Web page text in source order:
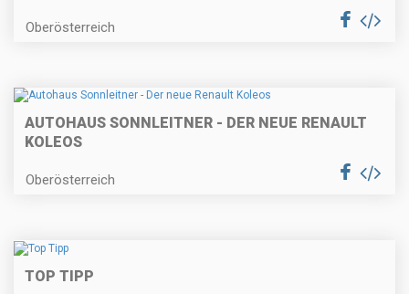
Oberösterreich
AUTOHAUS SONNLEITNER - DER NEUE RENAULT
KOLEOS
Oberösterreich
TOP TIPP